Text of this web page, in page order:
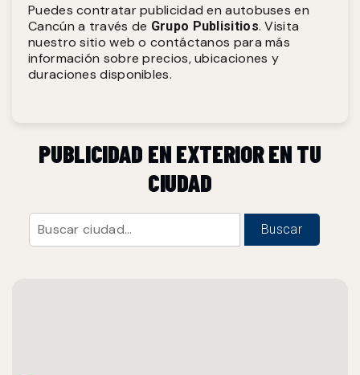
Puedes contratar publicidad en autobuses en
Cancún a través de Grupo Publisitios. Visita
nuestro sitio web o contáctanos para más
información sobre precios, ubicaciones y
duraciones disponibles.
PUBLICIDAD EN EXTERIOR EN TU
CIUDAD
Buscar